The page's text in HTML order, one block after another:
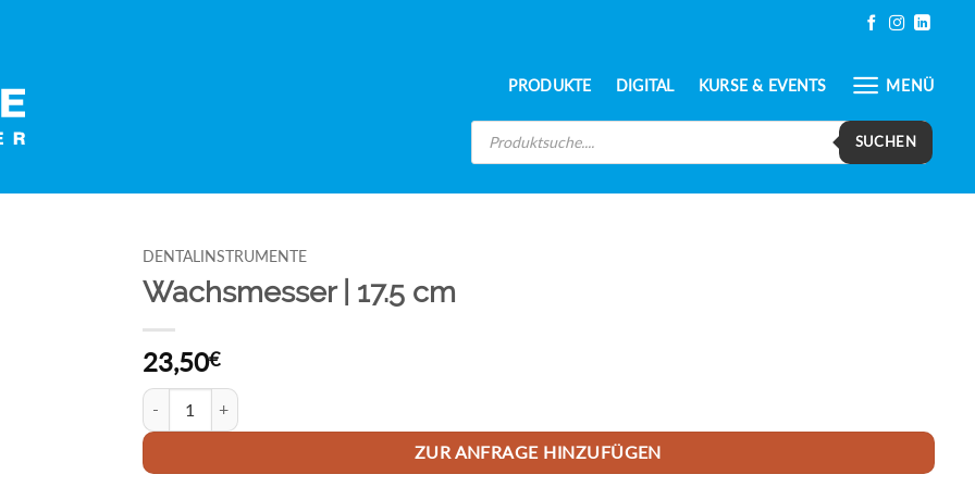
PRODUKTE DIGITAL KURSE & EVENTS MENÜ
Products
search
SUCHEN
DENTALINSTRUMENTE
Wachsmesser | 17.5 cm
23,50€
Wachsmesser | 17.5 cm Menge
ZUR ANFRAGE HINZUFÜGEN